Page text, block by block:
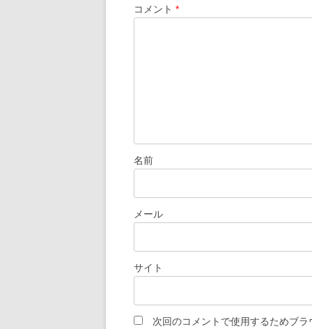
コメント *
名前
メール
サイト
次回のコメントで使用するためブ